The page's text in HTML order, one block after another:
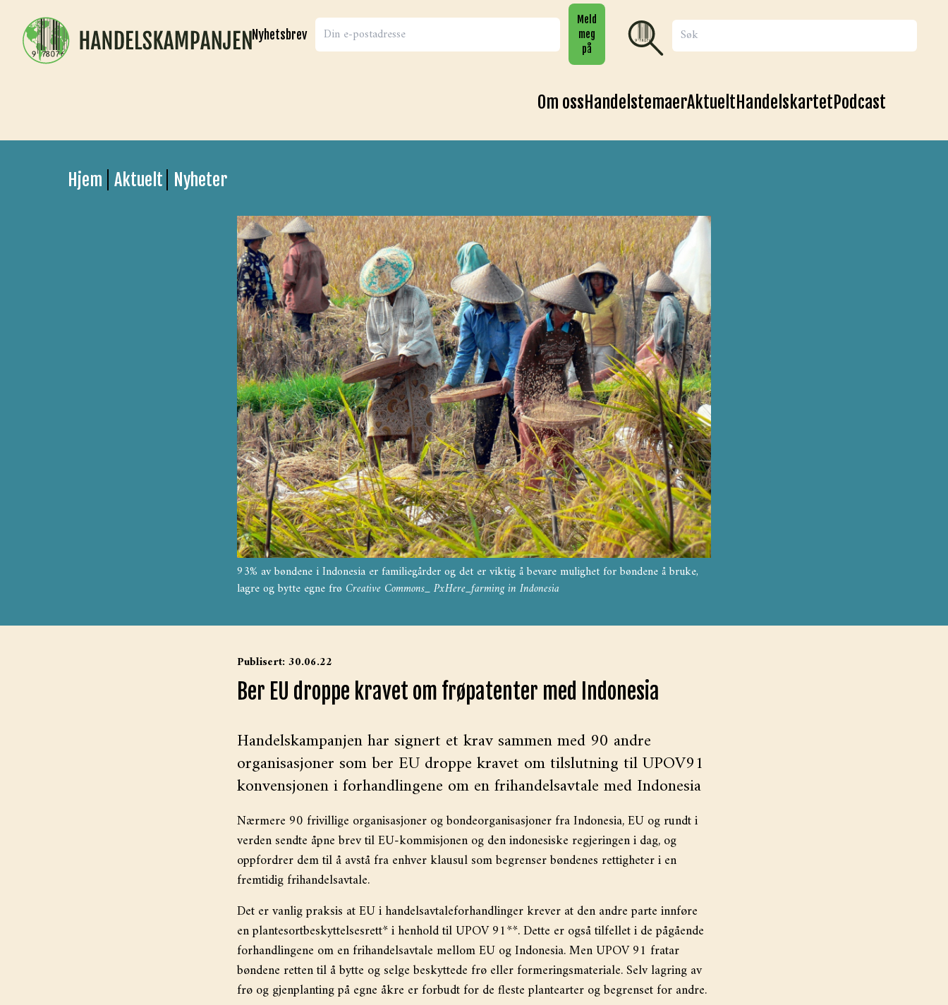
Nyhetsbrev
Meld
meg
på
Om oss HandelstemaerAktuelt Handelskartet Podcast
Hjem Aktuelt Nyheter
93% av bøndene i Indonesia er familiegårder og det er viktig å bevare mulighet for bøndene å bruke,
lagre og bytte egne frø Creative Commons_ PxHere_farming in Indonesia
Publisert: 30.06.22
Ber EU droppe kravet om frøpatenter med Indonesia
Handelskampanjen har signert et krav sammen med 90 andre
organisasjoner som ber EU droppe kravet om tilslutning til UPOV91
konvensjonen i forhandlingene om en frihandelsavtale med Indonesia
Nærmere 90 frivillige organisasjoner og bondeorganisasjoner fra Indonesia, EU og rundt i
verden sendte åpne brev til EU-kommisjonen og den indonesiske regjeringen i dag, og
oppfordrer dem til å avstå fra enhver klausul som begrenser bøndenes rettigheter i en
fremtidig frihandelsavtale.
Det er vanlig praksis at EU i handelsavtaleforhandlinger krever at den andre parte innføre
en plantesortbeskyttelsesrett* i henhold til UPOV 91**. Dette er også tilfellet i de pågående
forhandlingene om en frihandelsavtale mellom EU og Indonesia. Men UPOV 91 fratar
bøndene retten til å bytte og selge beskyttede frø eller formeringsmateriale. Selv lagring av
frø og gjenplanting på egne åkre er forbudt for de fleste plantearter og begrenset for andre.